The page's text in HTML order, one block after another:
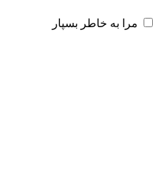
مرا به خاطر بسپار